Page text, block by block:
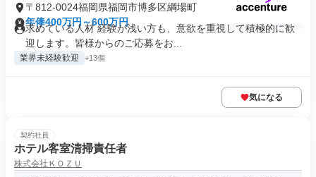
〒812-0024福岡県福岡市博多区綱場町
年俸400万円～600万円
求めている人材 経験が浅い方も、意欲を重視して積極的に歓
迎します。皆様からのご応募をお...
業界未経験歓迎 +13個
気になる
契約社員
ホテル客室清掃責任者
株式会社ＫＯＺＵ